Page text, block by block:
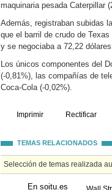
maquinaria pesada Caterpillar
Además, registraban subidas
que el barril de crudo de
y se negociaba a 72,22
Los únicos componentes del
(-0,81%), las compañías de
Coca-Cola (-0,02%).
Imprimir Rectificar
TEMAS RELACIONADOS
Selección de temas realizada
En soitu.es